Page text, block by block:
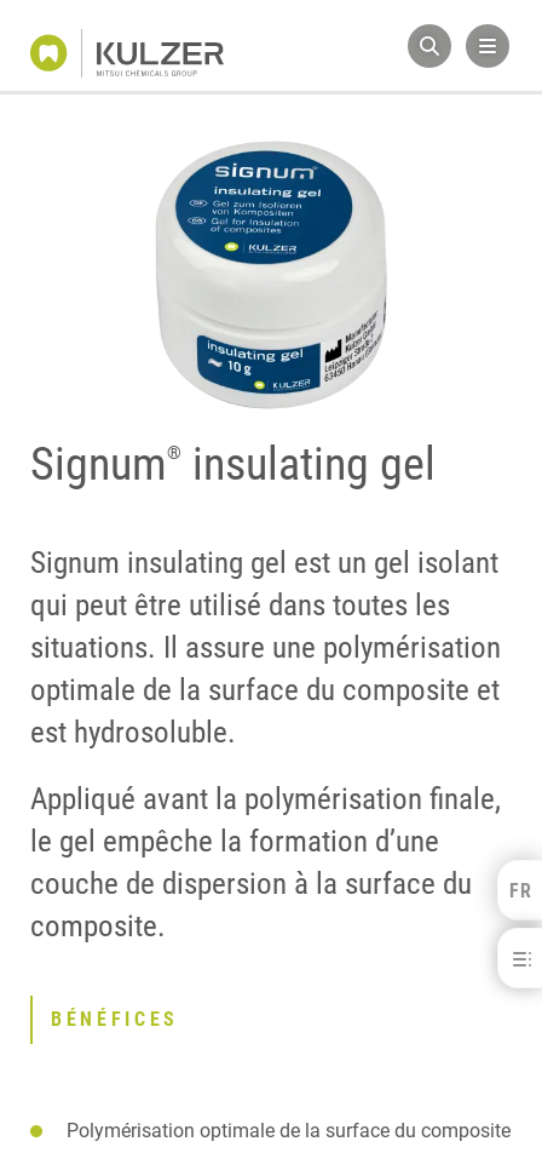
Kulzer Benelux FR
Signum® insulating gel
Signum insulating gel est un gel isolant
qui peut être utilisé dans toutes les
situations. Il assure une polymérisation
optimale de la surface du composite et
est hydrosoluble.
Appliqué avant la polymérisation finale,
le gel empêche la formation d’une
couche de dispersion à la surface du
composite.
BÉNÉFICES
Polymérisation optimale de la surface du composite